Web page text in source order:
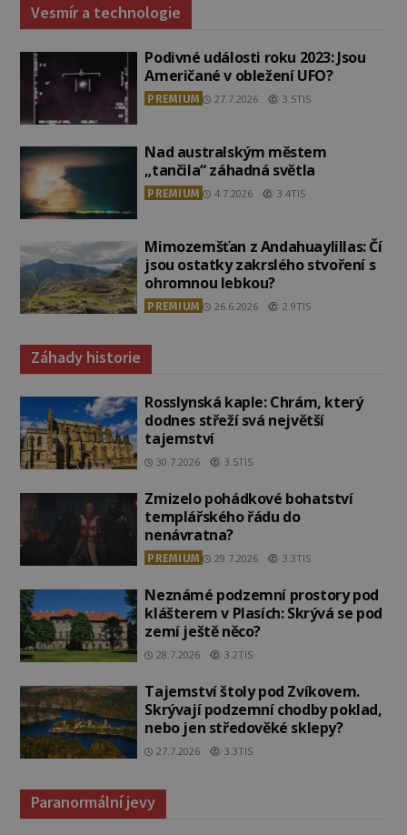
Vesmír a technologie
Podivné události roku 2023: Jsou
Američané v obležení UFO?
PREMIUM 27.7.2026 3.5TIS
Nad australským městem
„tančila“ záhadná světla
PREMIUM 4.7.2026 3.4TIS
Mimozemšťan z Andahuaylillas: Čí
jsou ostatky zakrslého stvoření s
ohromnou lebkou?
PREMIUM 26.6.2026 2.9TIS
Záhady historie
Rosslynská kaple: Chrám, který
dodnes střeží svá největší
tajemství
30.7.2026 3.5TIS
Zmizelo pohádkové bohatství
templářského řádu do
nenávratna?
PREMIUM 29.7.2026 3.3TIS
Neznámé podzemní prostory pod
klášterem v Plasích: Skrývá se pod
zemí ještě něco?
28.7.2026 3.2TIS
Tajemství štoly pod Zvíkovem.
Skrývají podzemní chodby poklad,
nebo jen středověké sklepy?
27.7.2026 3.3TIS
Paranormální jevy